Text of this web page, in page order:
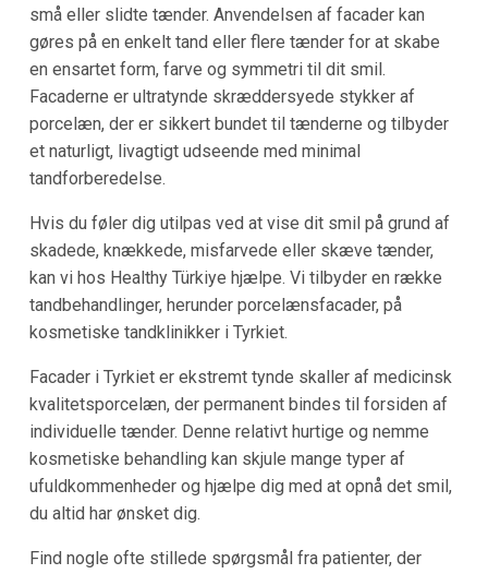
små eller slidte tænder. Anvendelsen af facader kan
gøres på en enkelt tand eller flere tænder for at skabe
en ensartet form, farve og symmetri til dit smil.
Facaderne er ultratynde skræddersyede stykker af
porcelæn, der er sikkert bundet til tænderne og tilbyder
et naturligt, livagtigt udseende med minimal
tandforberedelse.
Hvis du føler dig utilpas ved at vise dit smil på grund af
skadede, knækkede, misfarvede eller skæve tænder,
kan vi hos Healthy Türkiye hjælpe. Vi tilbyder en række
tandbehandlinger, herunder porcelænsfacader, på
kosmetiske tandklinikker i Tyrkiet.
Facader i Tyrkiet er ekstremt tynde skaller af medicinsk
kvalitetsporcelæn, der permanent bindes til forsiden af
individuelle tænder. Denne relativt hurtige og nemme
kosmetiske behandling kan skjule mange typer af
ufuldkommenheder og hjælpe dig med at opnå det smil,
du altid har ønsket dig.
Find nogle ofte stillede spørgsmål fra patienter, der